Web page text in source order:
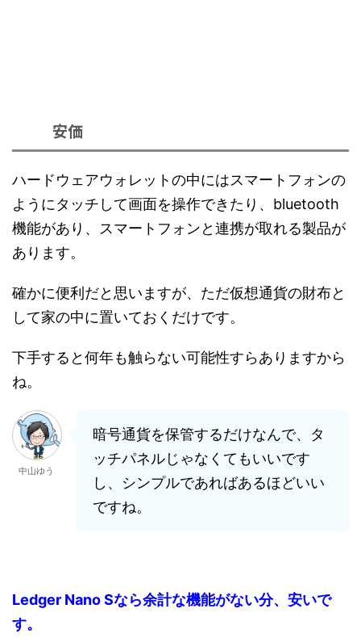
安価
ハードウェアウォレットの中にはスマートフォンの
ようにタッチして画面を操作できたり、bluetooth
機能があり、スマートフォンと連携が取れる製品が
あります。
確かに便利だと思いますが、ただ仮想通貨の財布と
して家の中に置いておくだけです。
下手すると何年も触らない可能性すらありますから
ね。
中山ゆう
暗号通貨を保管するだけなんで、タ
ッチパネルじゃなくてもいいです
し、シンプルであればあるほどいい
ですね。
Ledger Nano Sなら余計な機能がない分、安いで
す。